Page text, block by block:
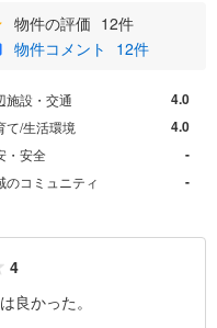
物件の評価 12件
物件コメント
12件
施設・交通 4.0
て/生活環境 4.0
・安全 -
のコミュニティ -
4
良かった。